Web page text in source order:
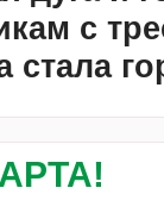
с
стала